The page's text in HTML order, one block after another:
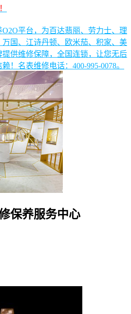
平台，为百达翡丽、劳力士、理
国、江诗丹顿、欧米茄、积家、美
供维修保障，全国连锁，让您无后
！名表维修电话：400-995-0078。
保养服务中心